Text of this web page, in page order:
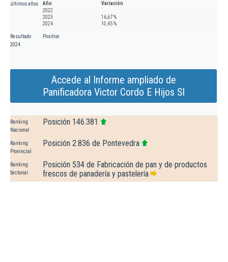
últimos años
Año
Variación
2022
2023
16,67 %
2024
10,45 %
Resultado
2024
Positivo
Accede al Informe ampliado de
Panificadora Victor Cordo E Hijos Sl
Ranking
Nacional
Posición 146.381
Ranking
Provincial
Posición 2.836 de Pontevedra
Ranking
Sectorial
Posición 534 de Fabricación de pan y de productos
frescos de panadería y pastelería